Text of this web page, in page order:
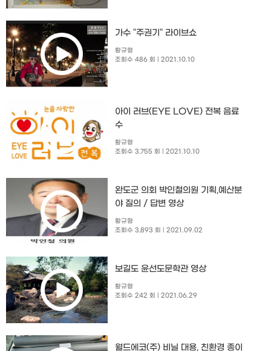
가수 "주권기" 라이브쇼
황규형
조회수 486 회
| 2021.10.10
아이 러브(EYE LOVE) 전복 음료
수
황규형
조회수 3,755 회
| 2021.10.10
완도군 의회 박인철의원 기획,예산분
야 질의 / 답변 영상
황규형
조회수 3,893 회
| 2021.09.02
보길도 윤선도문학관 영상
황규형
조회수 242 회
| 2021.06.29
월드에코(주) 비닐 대용, 친환경 종이